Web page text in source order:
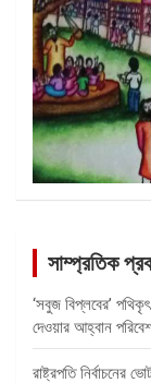
সাম্প্রতিক
‘সবুজ বিপ্লবের’
দেওয়ার আহ্বান
রাষ্ট্রপতি